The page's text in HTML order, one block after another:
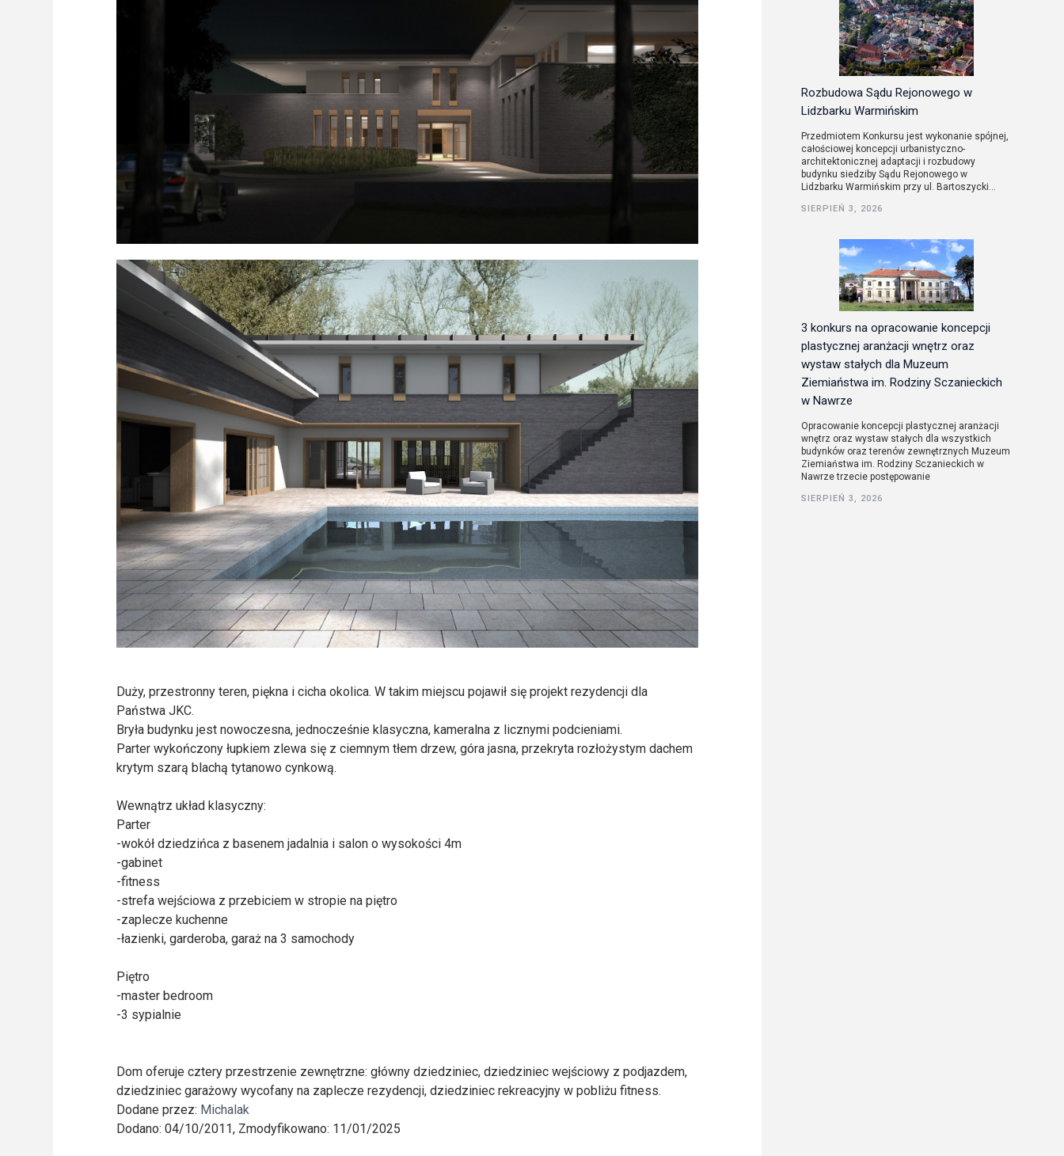
Duży, przestronny teren, piękna i cicha okolica. W takim miejscu pojawił się projekt rezydencji dla
Państwa JKC.
Bryła budynku jest nowoczesna, jednocześnie klasyczna, kameralna z licznymi podcieniami.
Parter wykończony łupkiem zlewa się z ciemnym tłem drzew, góra jasna, przekryta rozłożystym dachem
krytym szarą blachą tytanowo cynkową.
Wewnątrz układ klasyczny:
Parter
-wokół dziedzińca z basenem jadalnia i salon o wysokości 4m
-gabinet
-fitness
-strefa wejściowa z przebiciem w stropie na piętro
-zaplecze kuchenne
-łazienki, garderoba, garaż na 3 samochody
Piętro
-master bedroom
-3 sypialnie
Dom oferuje cztery przestrzenie zewnętrzne: główny dziedziniec, dziedziniec wejściowy z podjazdem,
dziedziniec garażowy wycofany na zaplecze rezydencji, dziedziniec rekreacyjny w pobliżu fitness.
Dodane przez: Michalak
Dodano: 04/10/2011, Zmodyfikowano: 11/01/2025
Rozbudowa Sądu Rejonowego w
Lidzbarku Warmińskim
Przedmiotem Konkursu jest wykonanie spójnej,
całościowej koncepcji urbanistyczno-
architektonicznej adaptacji i rozbudowy
budynku siedziby Sądu Rejonowego w
Lidzbarku Warmińskim przy ul. Bartoszycki...
SIERPIEŃ 3, 2026
3 konkurs na opracowanie koncepcji
plastycznej aranżacji wnętrz oraz
wystaw stałych dla Muzeum
Ziemiaństwa im. Rodziny Sczanieckich
w Nawrze
Opracowanie koncepcji plastycznej aranżacji
wnętrz oraz wystaw stałych dla wszystkich
budynków oraz terenów zewnętrznych Muzeum
Ziemiaństwa im. Rodziny Sczanieckich w
Nawrze trzecie postępowanie
SIERPIEŃ 3, 2026